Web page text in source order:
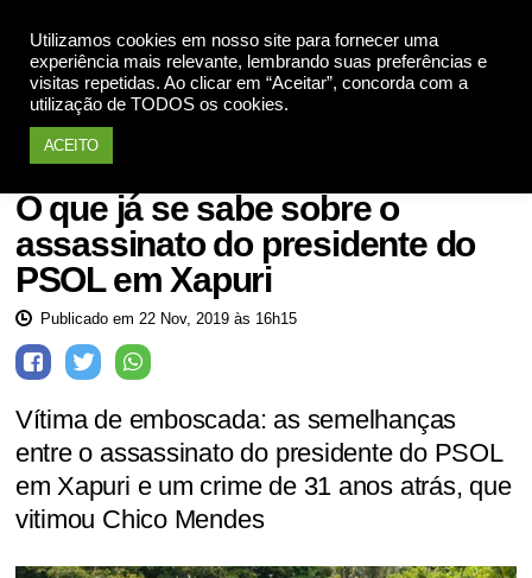
Utilizamos cookies em nosso site para fornecer uma
experiência mais relevante, lembrando suas preferências e
visitas repetidas. Ao clicar em “Aceitar”, concorda com a
utilização de TODOS os cookies.
ACEITO
Meio Ambiente
O que já se sabe sobre o
assassinato do presidente do
PSOL em Xapuri
Publicado em 22 Nov, 2019 às 16h15
Vítima de emboscada: as semelhanças
entre o assassinato do presidente do PSOL
em Xapuri e um crime de 31 anos atrás, que
vitimou Chico Mendes